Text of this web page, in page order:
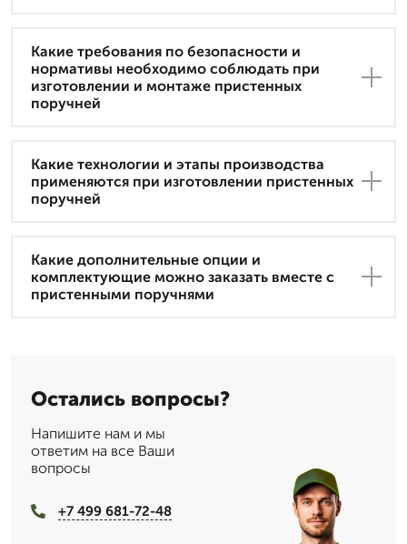
Какие требования по безопасности и
нормативы необходимо соблюдать при
изготовлении и монтаже пристенных
поручней
Какие технологии и этапы производства
применяются при изготовлении пристенных
поручней
Какие дополнительные опции и
комплектующие можно заказать вместе с
пристенными поручнями
Остались вопросы?
Напишите нам и мы
ответим на все Ваши
вопросы
+7 499 681-72-48